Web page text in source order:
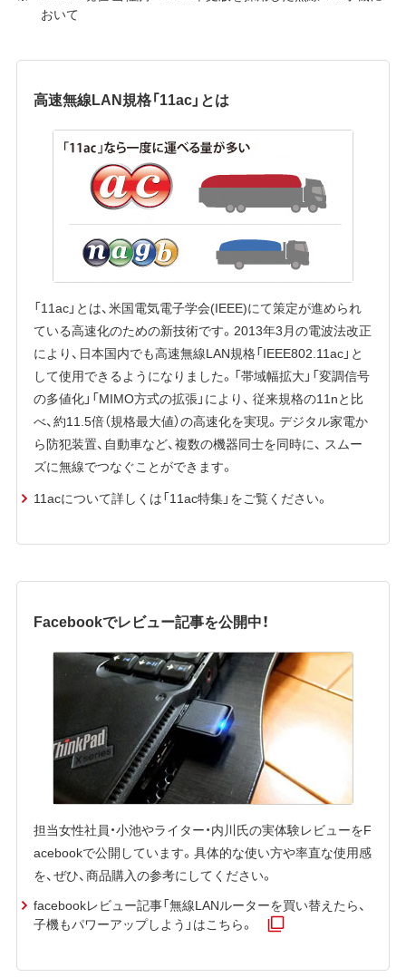
おいて
高速無線LAN規格「11ac」とは
「11ac」とは、米国電気電子学会(IEEE)にて策定が進められ
ている高速化のための新技術です。2013年3月の電波法改正
により、日本国内でも高速無線LAN規格「IEEE802.11ac」と
して使用できるようになりました。「帯域幅拡大」「変調信号
の多値化」「MIMO方式の拡張」により、 従来規格の11nと比
べ、約11.5倍（規格最大値）の高速化を実現。デジタル家電か
ら防犯装置、自動車など、複数の機器同士を同時に、 スムー
ズに無線でつなぐことができます。
11acについて詳しくは「11ac特集」をご覧ください。
Facebookでレビュー記事を公開中！
担当女性社員・小池やライター・内川氏の実体験レビューをF
acebookで公開しています。具体的な使い方や率直な使用感
を、ぜひ、商品購入の参考にしてください。
facebookレビュー記事「無線LANルーターを買い替えたら、
子機もパワーアップしよう」はこちら。